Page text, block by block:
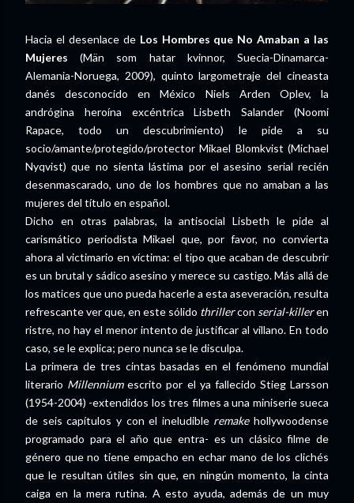
Hacia el desenlace de Los Hombres que No Amaban a las
Mujeres (Män som hatar kvinnor, Suecia-Dinamarca-
Alemania-Noruega, 2009), quinto largometraje del cineasta
danés desconocido en México Niels Arden Oplev, la
andrógina heroína excéntrica Lisbeth Salander (Noomi
Rapace, todo un descubrimiento) le pide a su
socio/amante/protegido/protector Mikael Blomkvist (Michael
Nyqvist) que no sienta lástima por el asesino serial recién
desenmascarado, uno de los hombres que no amaban a las
mujeres del título en español.
Dicho en otras palabras, la antisocial Lisbeth le pide al
carismático periodista Mikael que, por favor, no convierta
ahora al victimario en víctima: el tipo que acaban de descubrir
es un brutal y sádico asesino y merece su castigo. Más allá de
los matices que uno pueda hacerle a esta aseveración, resulta
refrescante ver que, en este sólido thrillercon serial-killeren
ristre, no hay el menor intento de justificar al villano. En todo
caso, se le explica; pero nunca se le disculpa.
La primera de tres cintas basadas en el fenómeno mundial
literario Millenniumescrito por el ya fallecido Stieg Larsson
(1954-2004) -extendidos los tres filmes a una miniserie sueca
de seis capítulos y con el ineludible remake hollywoodense
programado para el año que entra- es un clásico filme de
género que no tiene empacho en echar mano de los clichés
que le resultan útiles sin que, en ningún momento, la cinta
caiga en la mera rutina. A esto ayuda, además de un muy